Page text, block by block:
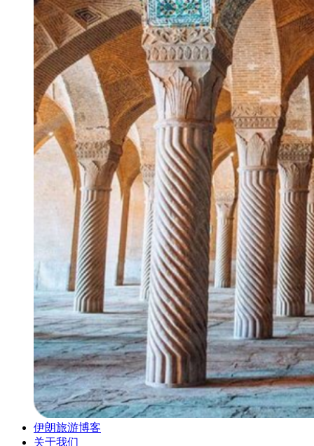
伊朗旅游博客
关于我们